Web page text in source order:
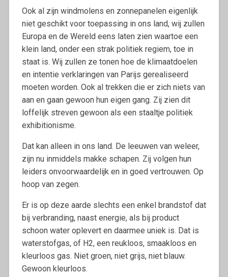
Ook al zijn windmolens en zonnepanelen eigenlijk
niet geschikt voor toepassing in ons land, wij zullen
Europa en de Wereld eens laten zien waartoe een
klein land, onder een strak politiek regiem, toe in
staat is. Wij zullen ze tonen hoe de klimaatdoelen
en intentie verklaringen van Parijs gerealiseerd
moeten worden. Ook al trekken die er zich niets van
aan en gaan gewoon hun eigen gang. Zij zien dit
loffelijk streven gewoon als een staaltje politiek
exhibitionisme.
Dat kan alleen in ons land. De leeuwen van weleer,
zijn nu inmiddels makke schapen. Zij volgen hun
leiders onvoorwaardelijk en in goed vertrouwen. Op
hoop van zegen.
Er is op deze aarde slechts een enkel brandstof dat
bij verbranding, naast energie, als bij product
schoon water oplevert en daarmee uniek is. Dat is
waterstofgas, of H2, een reukloos, smaakloos en
kleurloos gas. Niet groen, niet grijs, niet blauw.
Gewoon kleurloos.